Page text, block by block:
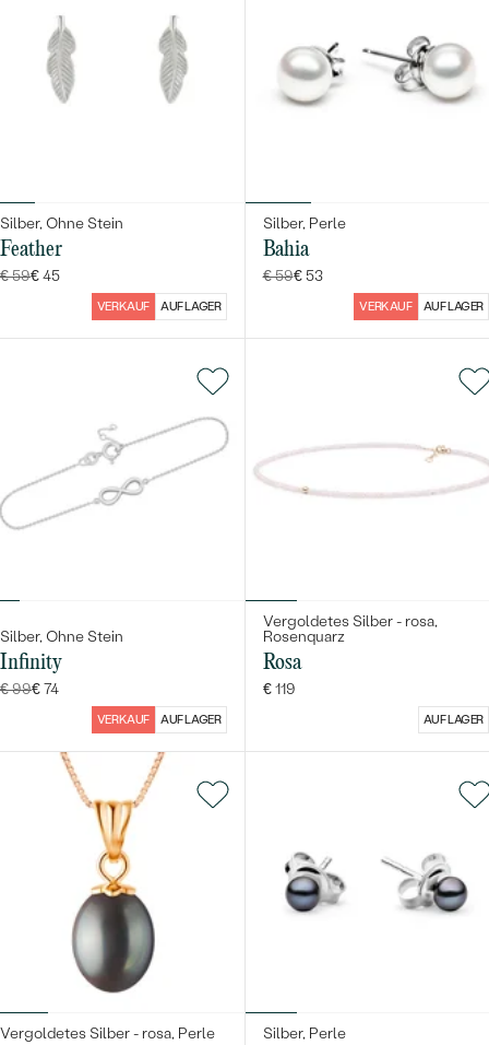
Silber, Ohne Stein
Feather
€ 59€ 45
VERKAUF AUF LAGER
Silber, Perle
Bahia
€ 59€ 53
VERKAUF AUF LAGER
Silber, Ohne Stein
Infinity
€ 99€ 74
VERKAUF AUF LAGER
Vergoldetes Silber - rosa,
Rosenquarz
Rosa
€ 119
AUF LAGER
Vergoldetes Silber - rosa, Perle Silber, Perle